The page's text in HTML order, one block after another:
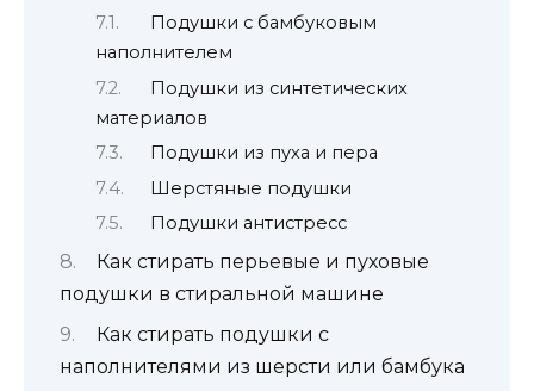
Подушки с бамбуковым
наполнителем
Подушки из синтетических
материалов
Подушки из пуха и пера
Шерстяные подушки
Подушки антистресс
Как стирать перьевые и пуховые
подушки в стиральной машине
Как стирать подушки с
наполнителями из шерсти или бамбука